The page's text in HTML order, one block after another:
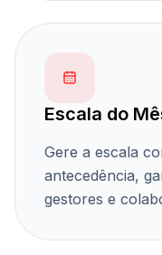
Escala do
Gere a escala
antecedência,
gestores e